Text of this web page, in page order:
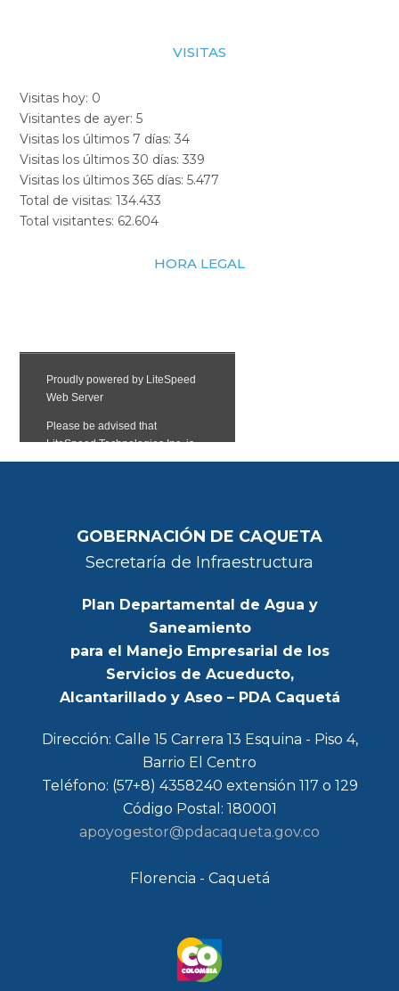
VISITAS
Visitas hoy: 0
Visitantes de ayer:5
Visitas los últimos 7 días:34
Visitas los últimos 30 días:339
Visitas los últimos 365 días:5.477
Total de visitas:134.433
Total visitantes: 62.604
HORA LEGAL
GOBERNACIÓN DE CAQUETA
Secretaría de Infraestructura
Plan Departamental de Agua y
Saneamiento
para el Manejo Empresarial de los
Servicios de Acueducto,
Alcantarillado y Aseo – PDA Caquetá
Dirección: Calle 15 Carrera 13 Esquina - Piso 4,
Barrio El Centro
Teléfono: (57+8) 4358240 extensión 117 o 129
Código Postal: 180001
apoyogestor@pdacaqueta.gov.co
Florencia - Caquetá